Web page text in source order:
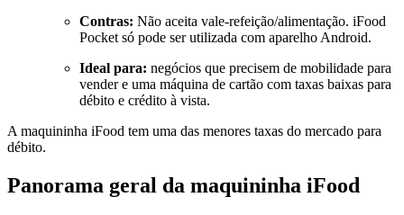
Contras: Não aceita vale-refeição/alimentação. iFood
Pocket só pode ser utilizada com aparelho Android.
Ideal para: negócios que precisem de mobilidade para
vender e uma máquina de cartão com taxas baixas para
débito e crédito à vista.
A maquininha iFood tem uma das menores taxas do mercado para
débito.
Panorama geral da maquininha iFood